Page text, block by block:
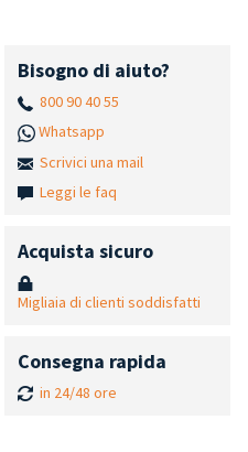
Bisogno di aiuto?
800 90 40 55
Whatsapp
Scrivici una mail
Leggi le faq
Acquista sicuro
Migliaia di clienti soddisfatti
Consegna rapida
in 24/48 ore